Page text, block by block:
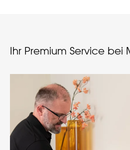
Ihr Premium Service bei